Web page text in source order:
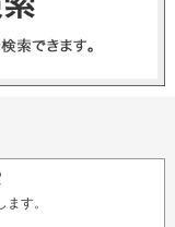
す。